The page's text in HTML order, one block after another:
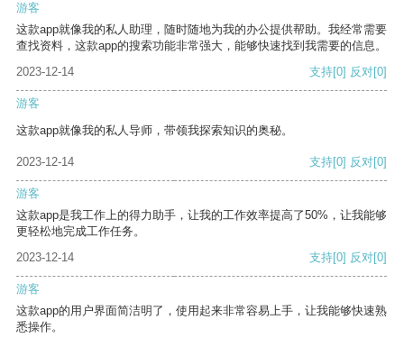
游客
这款app就像我的私人助理，随时随地为我的办公提供帮助。我经常需要
查找资料，这款app的搜索功能非常强大，能够快速找到我需要的信息。
2023-12-14
支持[0] 反对[0]
游客
这款app就像我的私人导师，带领我探索知识的奥秘。
2023-12-14 支持[0] 反对[0]
游客
这款app是我工作上的得力助手，让我的工作效率提高了50%，让我能够
更轻松地完成工作任务。
2023-12-14
支持[0] 反对[0]
游客
这款app的用户界面简洁明了，使用起来非常容易上手，让我能够快速熟
悉操作。